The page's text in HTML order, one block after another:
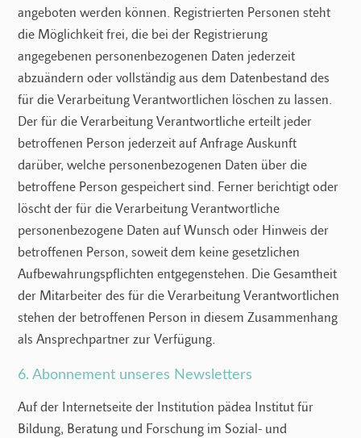
angeboten werden können. Registrierten Personen steht
die Möglichkeit frei, die bei der Registrierung
angegebenen personenbezogenen Daten jederzeit
abzuändern oder vollständig aus dem Datenbestand des
für die Verarbeitung Verantwortlichen löschen zu lassen.
Der für die Verarbeitung Verantwortliche erteilt jeder
betroffenen Person jederzeit auf Anfrage Auskunft
darüber, welche personenbezogenen Daten über die
betroffene Person gespeichert sind. Ferner berichtigt oder
löscht der für die Verarbeitung Verantwortliche
personenbezogene Daten auf Wunsch oder Hinweis der
betroffenen Person, soweit dem keine gesetzlichen
Aufbewahrungspflichten entgegenstehen. Die Gesamtheit
der Mitarbeiter des für die Verarbeitung Verantwortlichen
stehen der betroffenen Person in diesem Zusammenhang
als Ansprechpartner zur Verfügung.
6. Abonnement unseres Newsletters
Auf der Internetseite der Institution pädea Institut für
Bildung, Beratung und Forschung im Sozial- und